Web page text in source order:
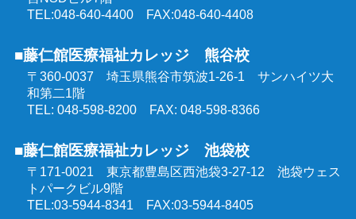
東京都委託 公共職業訓練
TEL:048-640-4400 FAX:048-640-4408
■藤仁館医療福祉カレッジ 熊谷校
〒360-0037 埼玉県熊谷市筑波1-26-1 サンハイツ大
和第二1階
TEL: 048-598-8200 FAX: 048-598-8366
■藤仁館医療福祉カレッジ 池袋校
〒171-0021 東京都豊島区西池袋3-27-12 池袋ウェス
トパークビル9階
TEL:03-5944-8341 FAX:03-5944-8405